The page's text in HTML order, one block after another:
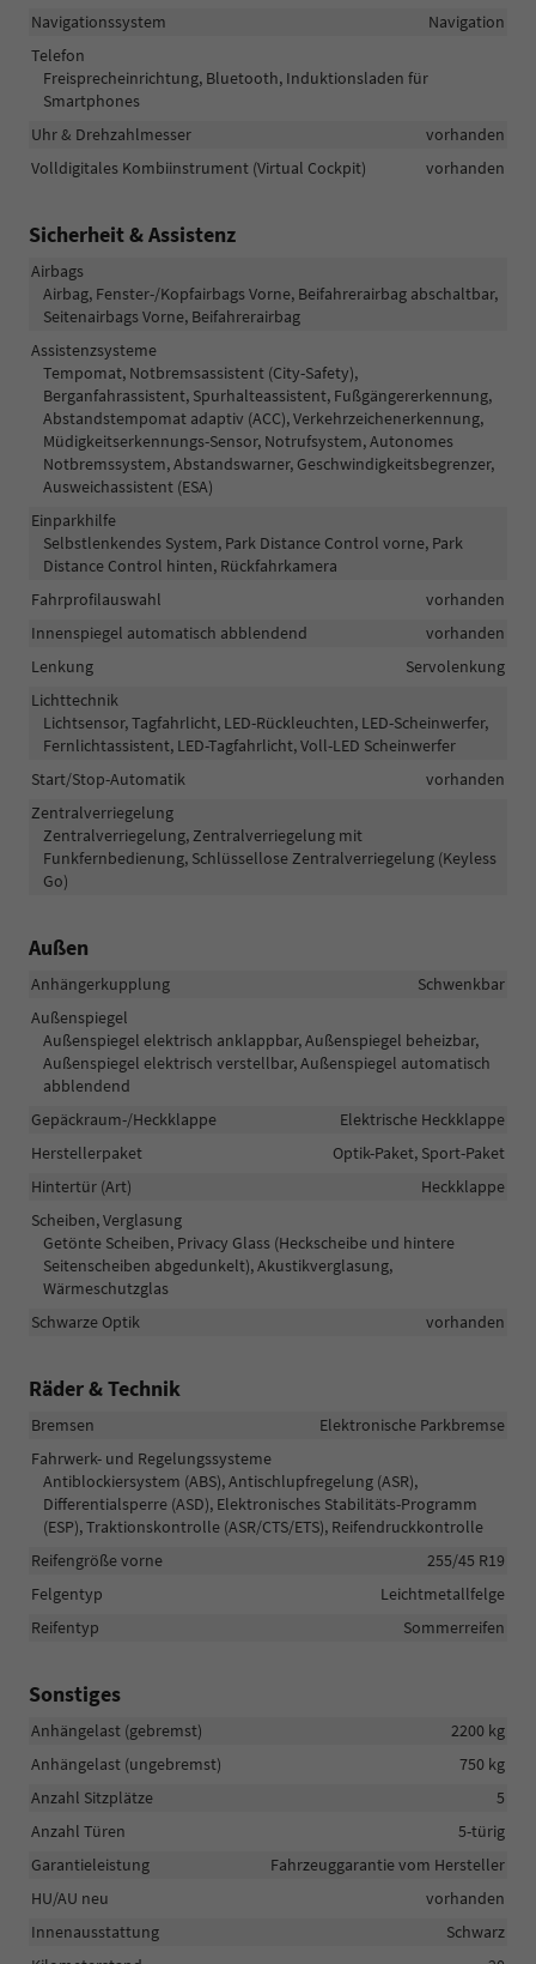
Navigationssystem
Navigation
Telefon
Freisprecheinrichtung, Bluetooth, Induktionsladen für
Smartphones
Uhr & Drehzahlmesser
vorhanden
Volldigitales Kombiinstrument (Virtual Cockpit)
vorhanden
Sicherheit & Assistenz
Airbags
Airbag, Fenster-/Kopfairbags Vorne, Beifahrerairbag abschaltbar,
Seitenairbags Vorne, Beifahrerairbag
Assistenzsysteme
Tempomat, Notbremsassistent (City-Safety),
Berganfahrassistent, Spurhalteassistent, Fußgängererkennung,
Abstandstempomat adaptiv (ACC), Verkehrzeichenerkennung,
Müdigkeitserkennungs-Sensor, Notrufsystem, Autonomes
Notbremssystem, Abstandswarner, Geschwindigkeitsbegrenzer,
Ausweichassistent (ESA)
Einparkhilfe
Selbstlenkendes System, Park Distance Control vorne, Park
Distance Control hinten, Rückfahrkamera
Fahrprofilauswahl
vorhanden
Innenspiegel automatisch abblendend
vorhanden
Lenkung
Servolenkung
Lichttechnik
Lichtsensor, Tagfahrlicht, LED-Rückleuchten, LED-Scheinwerfer,
Fernlichtassistent, LED-Tagfahrlicht, Voll-LED Scheinwerfer
Start/Stop-Automatik
vorhanden
Zentralverriegelung
Zentralverriegelung, Zentralverriegelung mit
Funkfernbedienung, Schlüssellose Zentralverriegelung (Keyless
Go)
Außen
Anhängerkupplung
Schwenkbar
Außenspiegel
Außenspiegel elektrisch anklappbar, Außenspiegel beheizbar,
Außenspiegel elektrisch verstellbar, Außenspiegel automatisch
abblendend
Gepäckraum-/Heckklappe
Elektrische Heckklappe
Herstellerpaket
Optik-Paket, Sport-Paket
Hintertür (Art)
Heckklappe
Scheiben, Verglasung
Getönte Scheiben, Privacy Glass (Heckscheibe und hintere
Seitenscheiben abgedunkelt), Akustikverglasung,
Wärmeschutzglas
Schwarze Optik
vorhanden
Räder & Technik
Bremsen
Elektronische Parkbremse
Fahrwerk- und Regelungssysteme
Antiblockiersystem (ABS), Antischlupfregelung (ASR),
Differentialsperre (ASD), Elektronisches Stabilitäts-Programm
(ESP), Traktionskontrolle (ASR/CTS/ETS), Reifendruckkontrolle
Reifengröße vorne
255/45 R19
Felgentyp
Leichtmetallfelge
Reifentyp
Sommerreifen
Sonstiges
Anhängelast (gebremst)
2200 kg
Anhängelast (ungebremst)
750 kg
Anzahl Sitzplätze
5
Anzahl Türen
5-türig
Garantieleistung
Fahrzeuggarantie vom Hersteller
HU/AU neu
vorhanden
Innenausstattung
Schwarz